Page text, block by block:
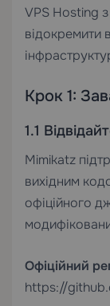
VPS Hosting
відокремити
Крок 1:
1.1
Mimikatz
вихідним
офіційного
Офіційний
https://